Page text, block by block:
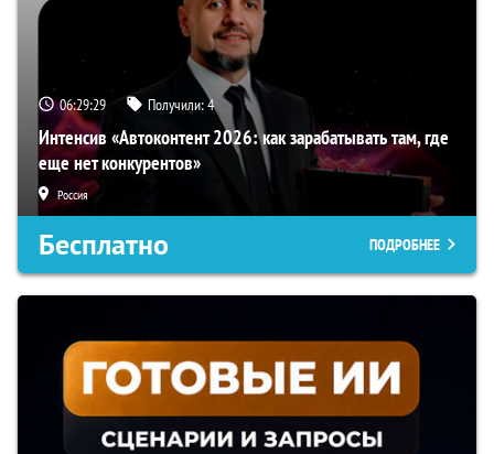
06:29:28 Получили:4
Интенсив «Автоконтент 2026: как зарабатывать там, где
еще нет конкурентов»
Россия
Бесплатно ПОДРОБНЕЕ